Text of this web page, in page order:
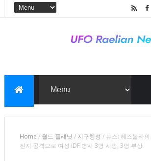
Home / 월드 플래닛 / 지구행성 / 뉴스: 헤즈볼라
진지 공격으로 여성 IDF 병사 3명 사망, 3명 부상